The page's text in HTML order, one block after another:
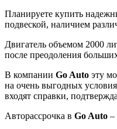
Планируете купить
подвеской, наличием
Двигатель объемом 2000
после преодоления
В компании Go Auto эту
на очень выгодных
входят справки,
Авторассрочка в Go Auto –